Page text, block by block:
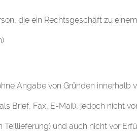
die ein Rechtsgeschäft zu
Angabe von Gründen
Brief, Fax, E-Mail), jedoch nicht
und auch nicht vor